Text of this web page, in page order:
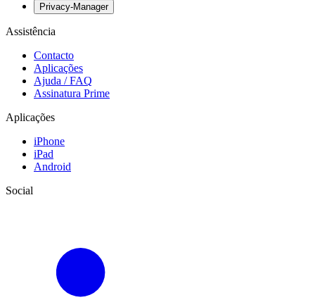
Privacy-Manager
Assistência
Contacto
Aplicações
Ajuda / FAQ
Assinatura Prime
Aplicações
iPhone
iPad
Android
Social